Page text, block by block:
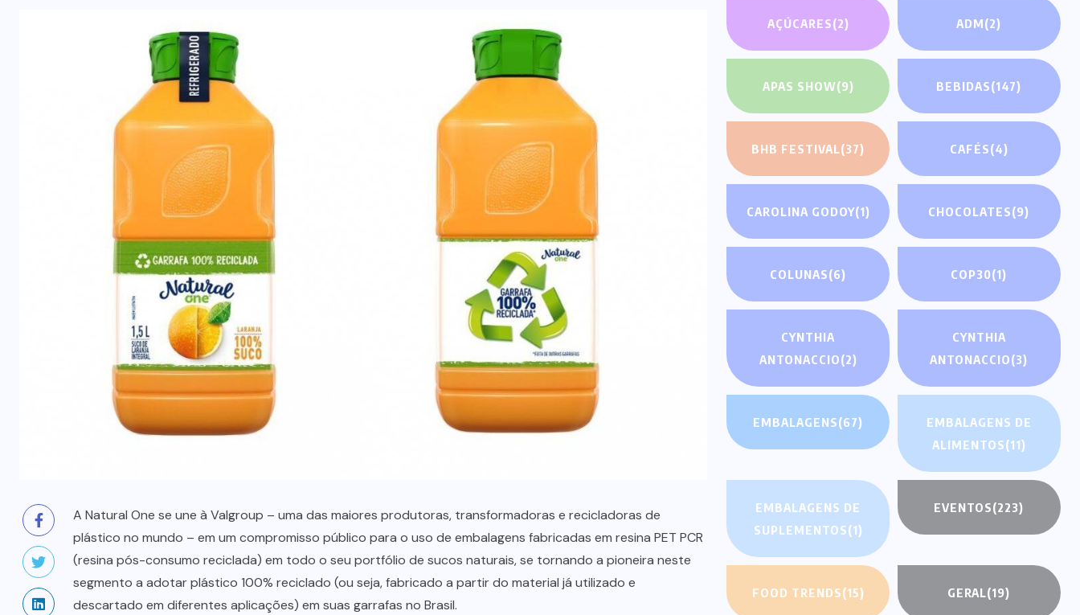
A Natural One se une à Valgroup – uma das maiores produtoras, transformadoras e recicladoras de
plástico no mundo – em um compromisso público para o uso de embalagens fabricadas em resina PET PCR
(resina pós-consumo reciclada) em todo o seu portfólio de sucos naturais, se tornando a pioneira neste
segmento a adotar plástico 100% reciclado (ou seja, fabricado a partir do material já utilizado e
descartado em diferentes aplicações) em suas garrafas no Brasil.
AÇÚCARES(2) ADM(2)
APAS SHOW(9) BEBIDAS(147)
BHB FESTIVAL(37) CAFÉS(4)
CAROLINA GODOY(1) CHOCOLATES(9)
COLUNAS(6) COP30(1)
CYNTHIA
ANTONACCIO(2)
CYNTHIA
ANTONACCIO(3)
EMBALAGENS(67)
EMBALAGENS DE
ALIMENTOS(11)
EMBALAGENS DE
SUPLEMENTOS(1)
EVENTOS(223)
FOOD TRENDS(15) GERAL(19)